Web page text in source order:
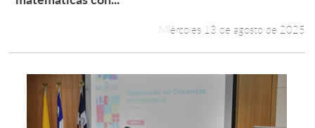
Miércoles 13 de agosto de 2025